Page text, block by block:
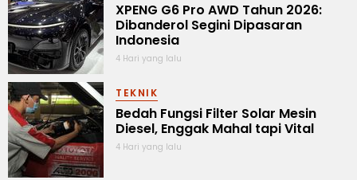
XPENG G6 Pro AWD Tahun 2026:
Dibanderol Segini Dipasaran
Indonesia
4 Hari yang lalu
TEKNIK
Bedah Fungsi Filter Solar Mesin
Diesel, Enggak Mahal tapi Vital
4 Hari yang lalu